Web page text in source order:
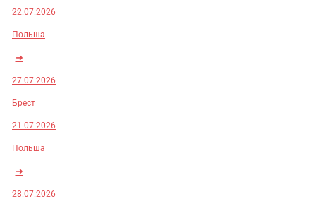
22.07.2026
Польша
➜
27.07.2026
Брест
21.07.2026
Польша
➜
28.07.2026